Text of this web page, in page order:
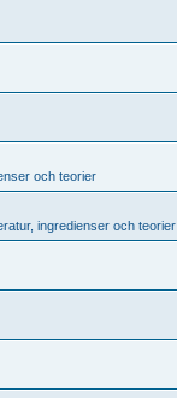
och teorier
ingredienser och teorier